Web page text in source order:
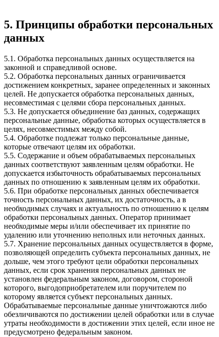
5. Принципы обработки персональных
данных
5.1. Обработка персональных данных осуществляется на
законной и справедливой основе.
5.2. Обработка персональных данных ограничивается
достижением конкретных, заранее определенных и законных
целей. Не допускается обработка персональных данных,
несовместимая с целями сбора персональных данных.
5.3. Не допускается объединение баз данных, содержащих
персональные данные, обработка которых осуществляется в
целях, несовместимых между собой.
5.4. Обработке подлежат только персональные данные,
которые отвечают целям их обработки.
5.5. Содержание и объем обрабатываемых персональных
данных соответствуют заявленным целям обработки. Не
допускается избыточность обрабатываемых персональных
данных по отношению к заявленным целям их обработки.
5.6. При обработке персональных данных обеспечивается
точность персональных данных, их достаточность, а в
необходимых случаях и актуальность по отношению к целям
обработки персональных данных. Оператор принимает
необходимые меры и/или обеспечивает их принятие по
удалению или уточнению неполных или неточных данных.
5.7. Хранение персональных данных осуществляется в форме,
позволяющей определить субъекта персональных данных, не
дольше, чем этого требуют цели обработки персональных
данных, если срок хранения персональных данных не
установлен федеральным законом, договором, стороной
которого, выгодоприобретателем или поручителем по
которому является субъект персональных данных.
Обрабатываемые персональные данные уничтожаются либо
обезличиваются по достижении целей обработки или в случае
утраты необходимости в достижении этих целей, если иное не
предусмотрено федеральным законом.